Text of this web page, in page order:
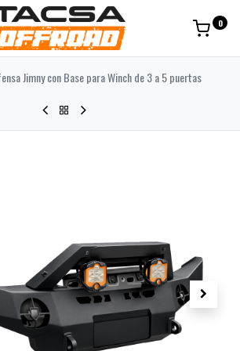
0
Jimny con Base para Winch de 3 a 5 puertas